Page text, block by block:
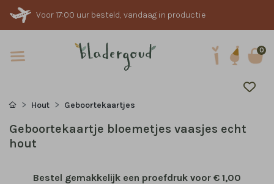
Voor 17:00 uur besteld, vandaag in productie
0
Hout Geboortekaartjes
Geboortekaartje bloemetjes vaasjes echt
hout
Bestel gemakkelijk een proefdruk voor € 1,00